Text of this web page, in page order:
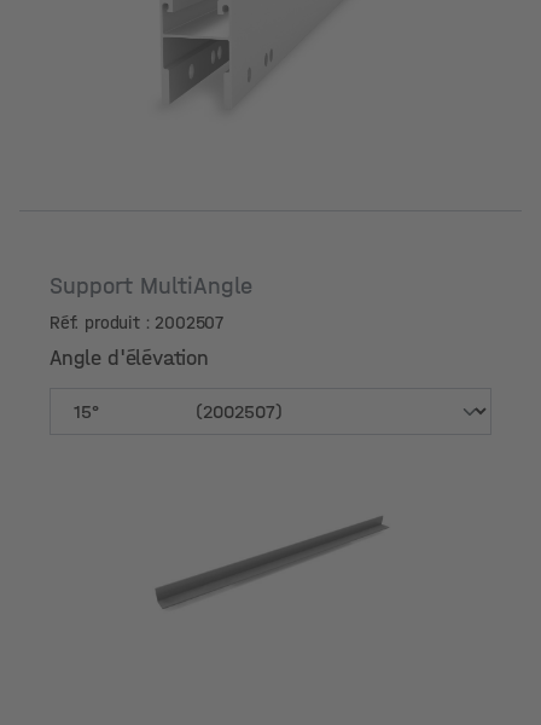
Support MultiAngle
Réf. produit : 2002507
Angle d'élévation
Angle d'élévation